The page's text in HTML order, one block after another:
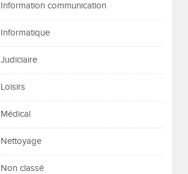
Information communication
Informatique
Judiciaire
Loisirs
Médical
Nettoyage
Non classé